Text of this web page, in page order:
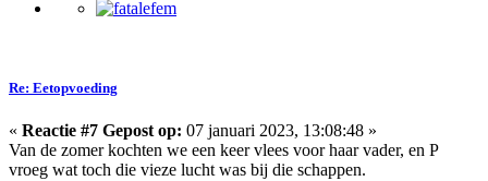
Re: Eetopvoeding
« Reactie #7 Gepost op: 07 januari 2023, 13:08:48 »
Van de zomer kochten we een keer vlees voor haar vader, en P
vroeg wat toch die vieze lucht was bij die schappen.